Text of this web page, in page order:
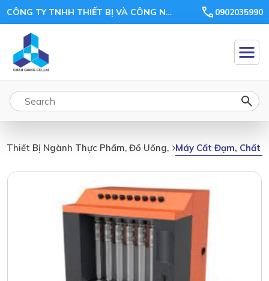
CÔNG TY TNHH THIẾT BỊ VÀ CÔNG NGHỆ CHÂU GIANG 0902035990
Thiết Bị Ngành Thực Phẩm, Đồ Uống, Thức Ăn Chăn Nuôi,
Máy Cất Đạm, Chất